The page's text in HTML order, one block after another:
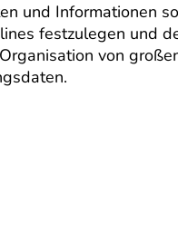
und Informationen
festzulegen und
von